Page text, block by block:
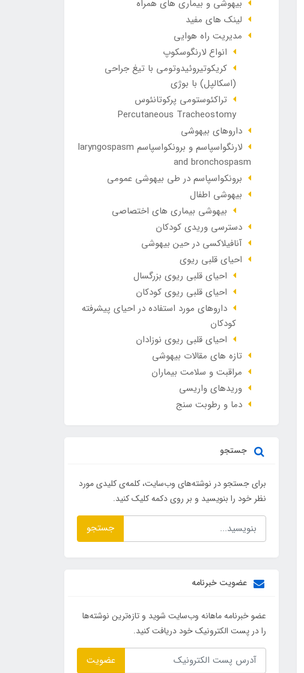
بیهوشی و بیماری های همراه
لینک های مفید
مدیریت راه هوایی
انواع لارنگوسکوپ
کریکوتیروئیدوتومی با تیغ جراحی
(اسکالپل) با بوژی
تراکئوستومی پرکوتانئوس
Percutaneous Tracheostomy
داروهای بیهوشی
لارنگواسپاسم و برونکواسپاسم laryngospasm
and bronchospasm
برونکواسپاسم در طی بیهوشی عمومی
بیهوشی اطفال
بیهوشی بیماری های اختصاصی
دسترسی وریدی کودکان
آنافيلاکسی در حين بيهوشی
احیای قلبی ریوی
احیای قلبی ریوی بزرگسال
احیای قلبی ریوی کودکان
داروهای مورد استفاده در احیای پیشرفته
کودکان
احیای قلبی ریوی نوزادان
تازه های مقالات بیهوشی
مراقبت و سلامت بیماران
وريدهاي واريسي
دما و رطوبت سنج
جستجو
برای جستجو در نوشته‌های وب‌سایت، کلمه‌ی کلیدی مورد
نظر خود را بنویسید و بر روی دکمه کلیک کنید.
جستجو
عضویت خبرنامه
عضو خبرنامه ماهانه وب‌سایت شوید و تازه‌ترین نوشته‌ها
را در پست الکترونیک خود دریافت کنید.
عضویت